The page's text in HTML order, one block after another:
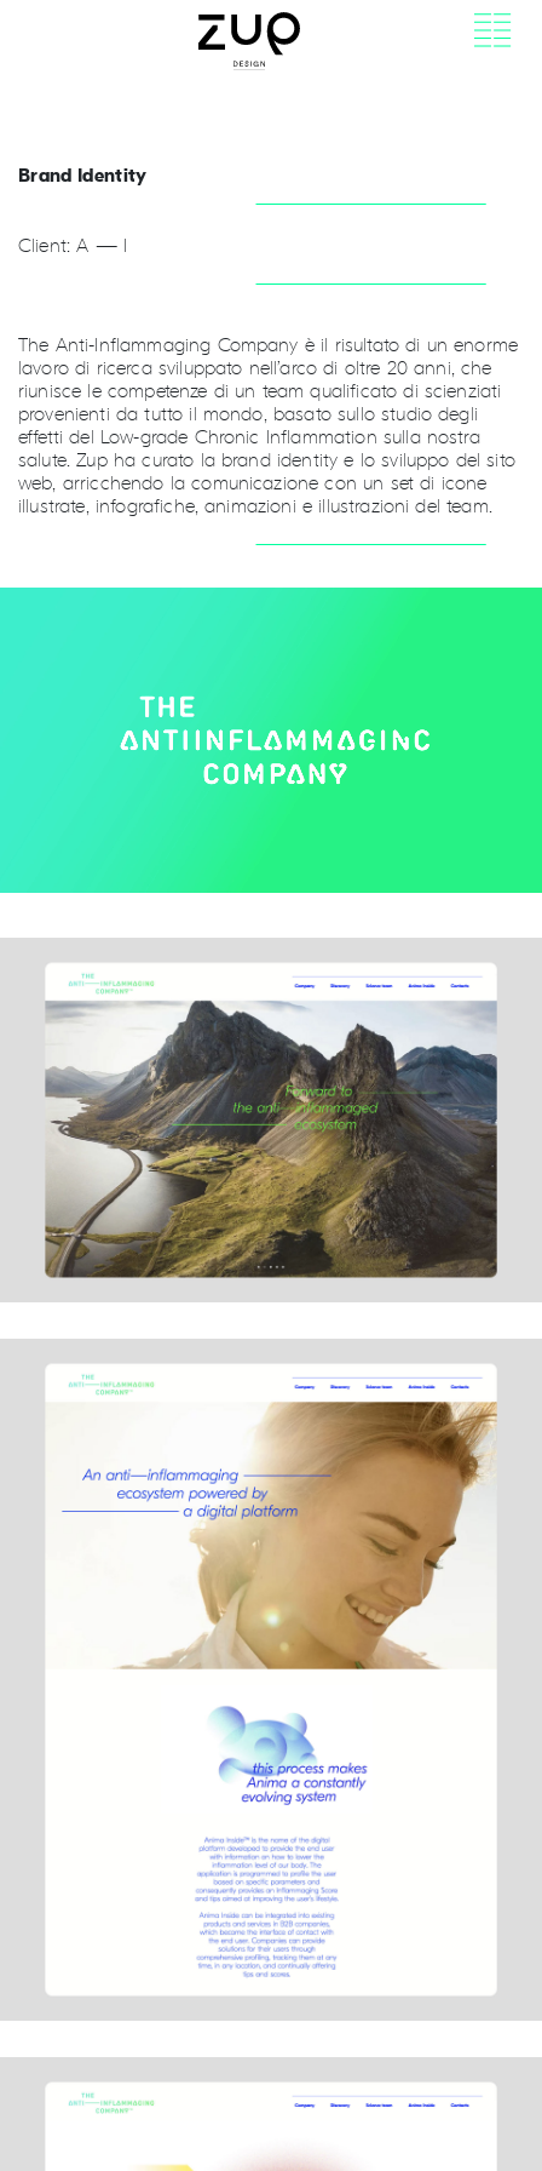
Brand Identity
Client: A — I
The Anti-Inflammaging Company è il risultato di un enorme
lavoro di ricerca sviluppato nell’arco di oltre 20 anni, che
riunisce le competenze di un team qualificato di scienziati
provenienti da tutto il mondo, basato sullo studio degli
effetti del Low-grade Chronic Inflammation sulla nostra
salute. Zup ha curato la brand identity e lo sviluppo del sito
web, arricchendo la comunicazione con un set di icone
illustrate, infografiche, animazioni e illustrazioni del team.